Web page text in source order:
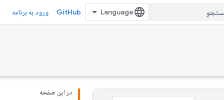
GitHub ورود به برنامه
در این صفحه